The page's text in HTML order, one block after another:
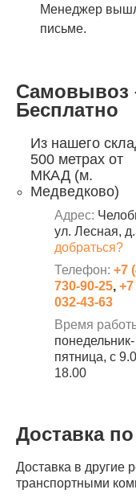
Менеджер
письме.
Самовывоз
Бесплатно
Из нашего
500 метрах от
МКАД (м.
Медведково)
Адрес:
ул. Лесная,
добраться?
Телефон: +7
730-90-25, +7
032-43-63
Время
понедельник-
пятница, с
18.00
Доставка
Доставка в другие
транспортными